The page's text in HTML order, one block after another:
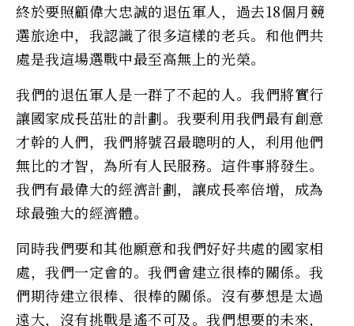
終於要照顧偉大忠誠的退伍軍人，過去18個月競
選旅途中，我認識了很多這樣的老兵。和他們共
處是我這場選戰中最至高無上的光榮。
我們的退伍軍人是一群了不起的人。我們將實行
讓國家成長茁壯的計劃。我要利用我們最有創意
才幹的人們，我們將號召最聰明的人，利用他們
無比的才智，為所有人民服務。這件事將發生。
我們有最偉大的經濟計劃，讓成長率倍增，成為
球最強大的經濟體。
同時我們要和其他願意和我們好好共處的國家相
處，我們一定會的。我們會建立很棒的關係。我
們期待建立很棒、很棒的關係。沒有夢想是太過
遠大，沒有挑戰是遙不可及。我們想要的未來，